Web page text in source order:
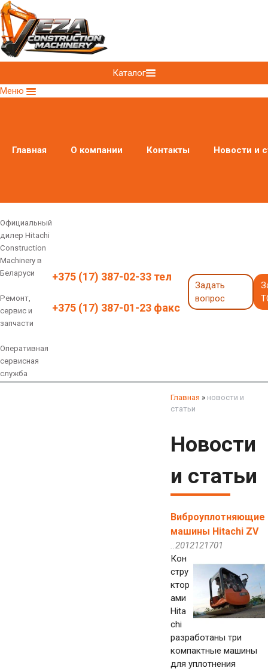
Каталог
Меню
Главная О компании Контакты Новости и
Официальный
дилер Hitachi
Construction
Machinery в
Беларуси
Ремонт,
сервис и
запчасти
Оперативная
сервисная
служба
+375 (17) 387-02-33 тел
+375 (17) 387-01-23 факс
Задать
вопрос
Главная » новости и
статьи
Новости
и статьи
Виброуплотняющие
машины Hitachi ZV
..2012121701
Кон
стру
ктор
ами
Hita
chi
разработаны три
компактные машины
для уплотнения